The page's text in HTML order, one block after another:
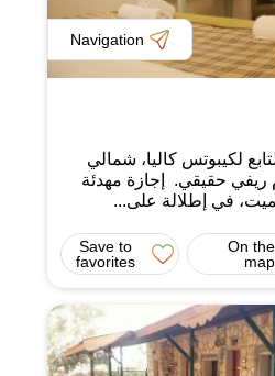
Navigation
لكيبوتس كاليا، شمالي
ريفي حقيقي. إجازة مهدئة
في إطلالة على...
On the
map
Save to
favorites